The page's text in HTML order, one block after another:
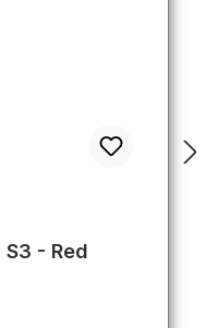
von 4.89 von 5
- Red